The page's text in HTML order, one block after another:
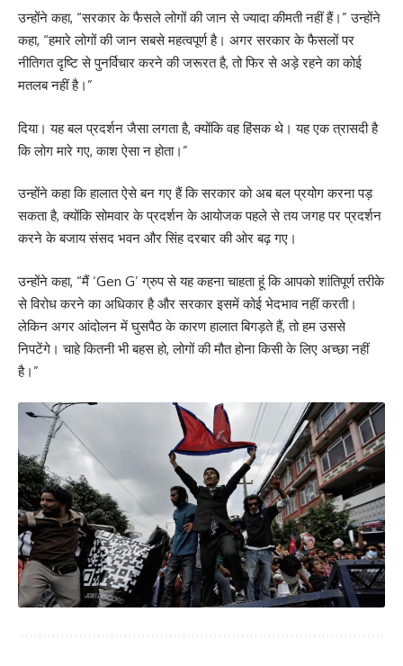
उन्होंने कहा, “सरकार के फैसले लोगों की जान से ज्यादा कीमती नहीं हैं।” उन्होंने
कहा, “हमारे लोगों की जान सबसे महत्वपूर्ण है। अगर सरकार के फैसलों पर
नीतिगत दृष्टि से पुनर्विचार करने की जरूरत है, तो फिर से अड़े रहने का कोई
मतलब नहीं है।”
दिया। यह बल प्रदर्शन जैसा लगता है, क्योंकि वह हिंसक थे। यह एक त्रासदी है
कि लोग मारे गए, काश ऐसा न होता।”
उन्होंने कहा कि हालात ऐसे बन गए हैं कि सरकार को अब बल प्रयोग करना पड़
सकता है, क्योंकि सोमवार के प्रदर्शन के आयोजक पहले से तय जगह पर प्रदर्शन
करने के बजाय संसद भवन और सिंह दरबार की ओर बढ़ गए।
उन्होंने कहा, “मैं ‘Gen G’ ग्रुप से यह कहना चाहता हूं कि आपको शांतिपूर्ण तरीके
से विरोध करने का अधिकार है और सरकार इसमें कोई भेदभाव नहीं करती।
लेकिन अगर आंदोलन में घुसपैठ के कारण हालात बिगड़ते हैं, तो हम उससे
निपटेंगे। चाहे कितनी भी बहस हो, लोगों की मौत होना किसी के लिए अच्छा नहीं
है।”